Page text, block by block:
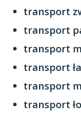
transport
transport
transport
transport
transport
transport